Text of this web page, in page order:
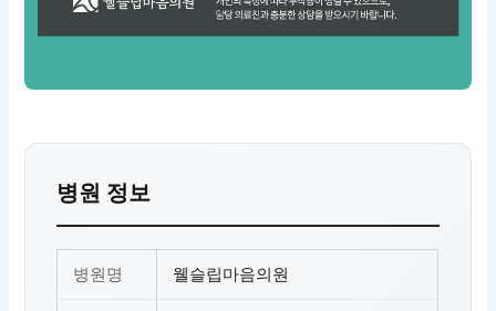
병원 정보
병원명 웰슬립마음의원